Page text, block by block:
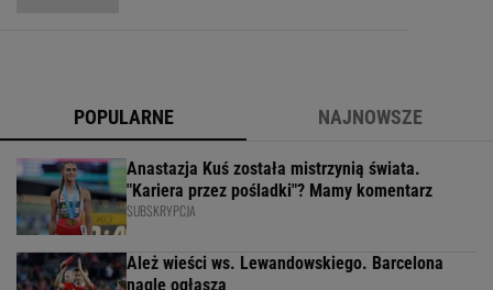
POPULARNE NAJNOWSZE
Anastazja Kuś została mistrzynią świata.
"Kariera przez pośladki"? Mamy komentarz
SUBSKRYPCJA
Ależ wieści ws. Lewandowskiego. Barcelona
nagle ogłasza